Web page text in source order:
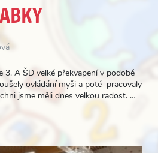
3. A ŠD velké překvapení v podobě
ovládání myši a poté pracovaly
jsme měli dnes velkou radost. …